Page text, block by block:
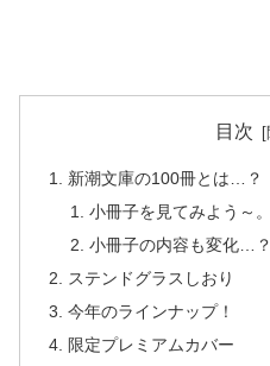
目次
新潮文庫の100冊とは…？
小冊子を見てみよう～。
小冊子の内容も変化…？
ステンドグラスしおり
今年のラインナップ！
限定プレミアムカバー